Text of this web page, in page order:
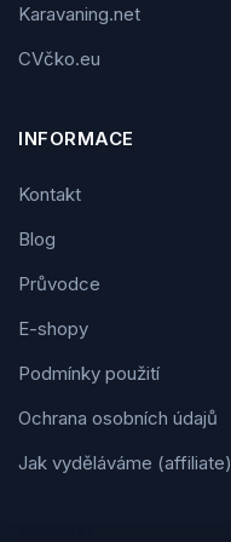
Karavaning.net
CVčko.eu
INFORMACE
Kontakt
Blog
Průvodce
E-shopy
Podmínky použití
Ochrana osobních údajů
Jak vyděláváme (affiliate)